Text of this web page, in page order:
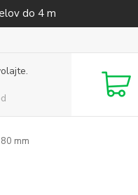
do 4 m
mm